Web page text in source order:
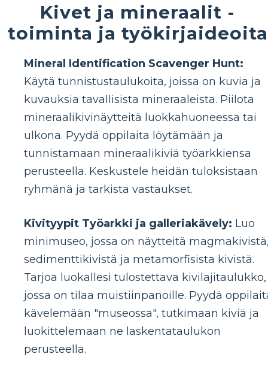
Kivet ja mineraalit -
toiminta ja työkirjaideoita
Mineral Identification Scavenger Hunt:
Käytä tunnistustaulukoita, joissa on kuvia ja
kuvauksia tavallisista mineraaleista. Piilota
mineraalikivinäytteitä luokkahuoneessa tai
ulkona. Pyydä oppilaita löytämään ja
tunnistamaan mineraalikiviä työarkkiensa
perusteella. Keskustele heidän tuloksistaan ​​
ryhmänä ja tarkista vastaukset.
Kivityypit Työarkki ja galleriakävely: Luo
minimuseo, jossa on näytteitä
sedimenttikivistä ja metamorfisista kivistä.
Tarjoa luokallesi tulostettava kivilajitaulukko,
jossa on tilaa muistiinpanoille. Pyydä
kävelemään "museossa", tutkimaan kiviä ja
luokittelemaan ne laskentataulukon
perusteella.